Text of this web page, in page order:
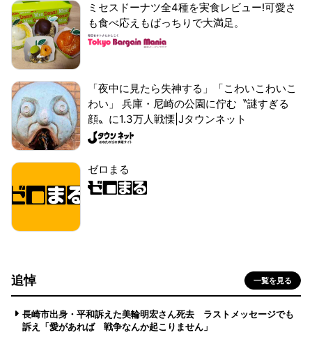
ミセスドーナツ全4種を実食レビュー!可愛さ
も食べ応えもばっちりで大満足。
「夜中に見たら失神する」「こわいこわいこ
わい」 兵庫・尼崎の公園に佇む〝謎すぎる
顔〟に1.3万人戦慄|Jタウンネット
ゼロまる
追悼 一覧を見る
長崎市出身・平和訴えた美輪明宏さん死去 ラストメッセージでも
訴え「愛があれば 戦争なんか起こりません」